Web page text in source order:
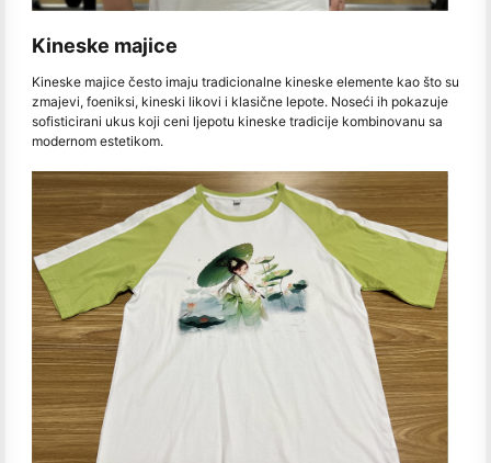
Kineske majice
Kineske majice često imaju tradicionalne kineske elemente kao što su
zmajevi, foeniksi, kineski likovi i klasične lepote. Noseći ih pokazuje
sofisticirani ukus koji ceni ljepotu kineske tradicije kombinovanu sa
modernom estetikom.